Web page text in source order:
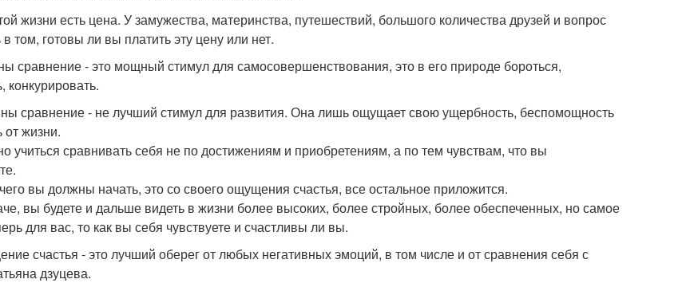
жизни есть цена. У замужества, материнства, путешествий, большого количества друзей и вопрос
том, готовы ли вы платить эту цену или нет.
сравнение - это мощный стимул для самосовершенствования, это в его природе бороться,
конкурировать.
сравнение - не лучший стимул для развития. Она лишь ощущает свою ущербность, беспомощность
от жизни.
учиться сравнивать себя не по достижениям и приобретениям, а по тем чувствам, что вы
вы должны начать, это со своего ощущения счастья, все остальное приложится.
вы будете и дальше видеть в жизни более высоких, более стройных, более обеспеченных, но самое
для вас, то как вы себя чувствуете и счастливы ли вы.
счастья - это лучший оберег от любых негативных эмоций, в том числе и от сравнения себя с
дзуцева.